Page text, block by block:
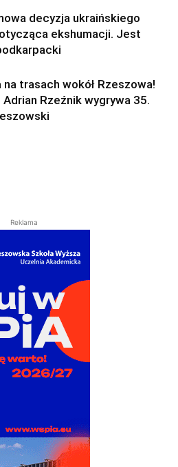
decyzja ukraińskiego
ekshumacji. Jest
trasach wokół Rzeszowa!
Rzeźnik wygrywa 35.
Reklama